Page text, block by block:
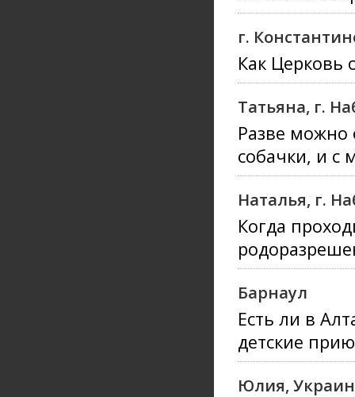
г.
Как Церковь
Татьяна, г.
Разве можно
собачки, и с
Наталья, г.
Когда
Барнаул
Есть ли в
детские
Юлия,